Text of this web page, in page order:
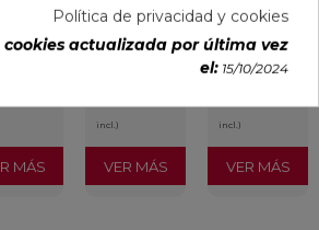
MÁS
91080491
PVP
incl.)
VER MÁS
91118501ceràmica
PVP
30,13 €
incl.)
VER MÁS
Política de privacidad y cookies
actualizada por última vez
el: 15/10/2024